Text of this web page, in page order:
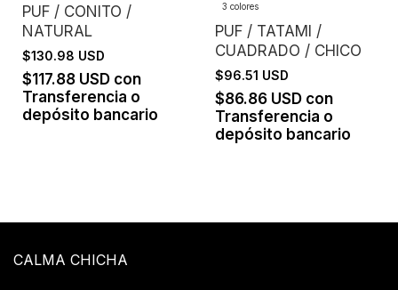
PUF / CONITO /
NATURAL
$130.98 USD
$117.88 USD con
Transferencia o
depósito bancario
3 colores
PUF / TATAMI /
CUADRADO / CHICO
$96.51 USD
$86.86 USD con
Transferencia o
depósito bancario
CALMA CHICHA